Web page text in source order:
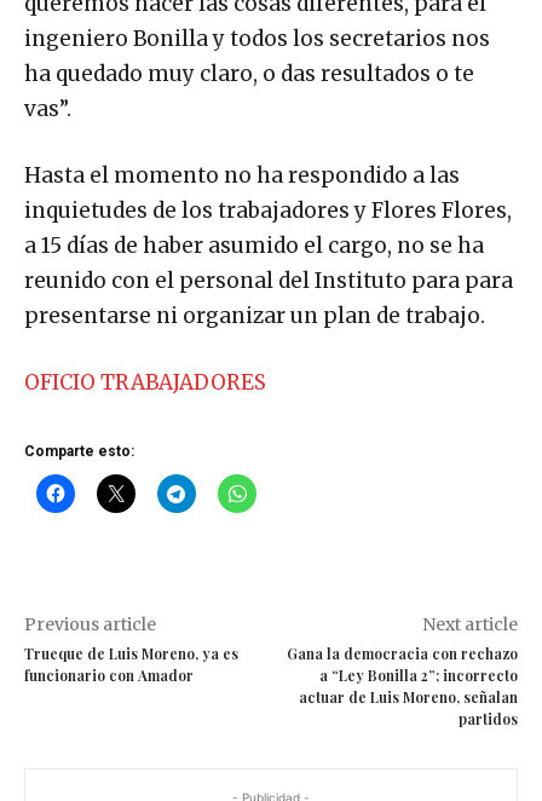
ingeniero Bonilla y todos los secretarios nos
ha quedado muy claro, o das resultados o te
vas”.
Hasta el momento no ha respondido a las
inquietudes de los trabajadores y Flores Flores,
a 15 días de haber asumido el cargo, no se ha
reunido con el personal del Instituto para para
presentarse ni organizar un plan de trabajo.
OFICIO TRABAJADORES
Comparte esto:
Previous article
Trueque de Luis Moreno, ya es
funcionario con Amador
Next article
Gana la democracia con rechazo
a “Ley Bonilla 2”; incorrecto
actuar de Luis Moreno, señalan
partidos
- Publicidad -